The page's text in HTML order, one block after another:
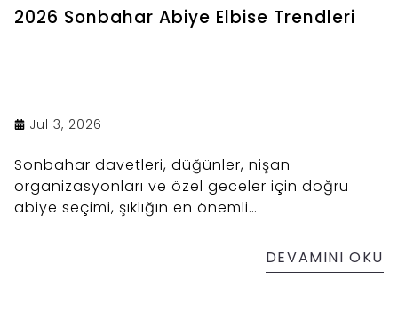
2026 Sonbahar Abiye Elbise Trendleri
Jul 3, 2026
Sonbahar davetleri, düğünler, nişan
organizasyonları ve özel geceler için doğru
abiye seçimi, şıklığın en önemli
sezonunda moda dünyası; zamansız zarafeti
modern dokunuşlarla buluşturan tasarımları ön
DEVAMINI OKU